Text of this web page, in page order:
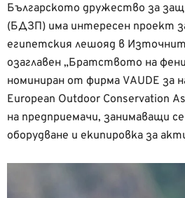
Българското дружество за
(БДЗП) има интересен проект
египетския лешояд в
озаглавен „Братството на
номиниран от фирма VAUDE за
European Outdoor Conservation
на предприемачи, занимаващи
оборудване и екипировка за